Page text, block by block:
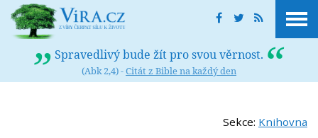
Spravedlivý bude žít pro svou věrnost.
(Abk 2,4) -Citát z Bible na každý den
Sekce: Knihovna